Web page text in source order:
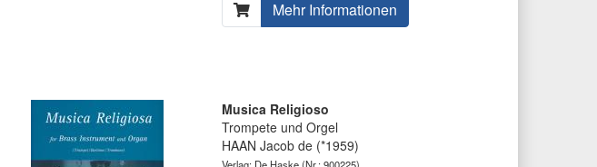
Mehr Informationen
Musica Religioso
Trompete und Orgel
HAAN Jacob de (*1959)